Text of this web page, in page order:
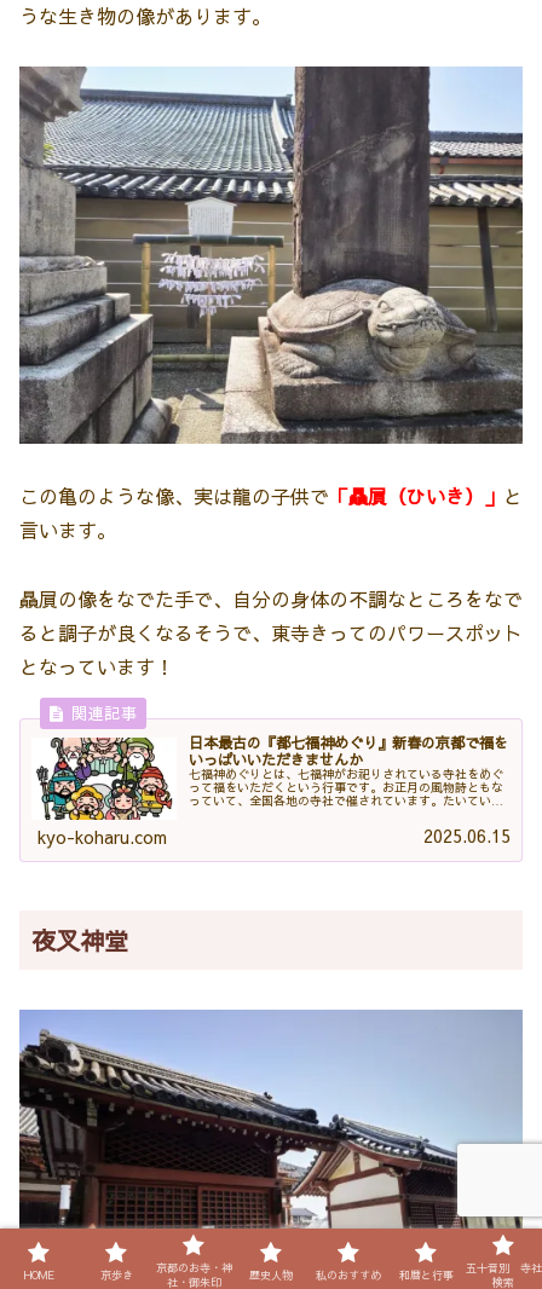
うな生き物の像があります。
この亀のような像、実は龍の子供で 「贔屓（ひいき）」 と
言います。
贔屓の像をなでた手で、自分の身体の不調なところをなで
ると調子が良くなるそうで、東寺きってのパワースポット
となっています！
日本最古の『都七福神めぐり』新春の京都で福を
いっぱいいただきませんか
七福神めぐりとは、七福神がお祀りされている寺社をめぐ
って福をいただくという行事です。お正月の風物詩ともな
っていて、全国各地の寺社で催されています。たいていは1
ころもあり、気軽に参加できます。御朱印集めがブームに
kyo-koharu.com 2025.06.15
夜叉神堂
HOME 京歩き
京都のお寺・神
社・御朱印
歴史人物 私のおすすめ 和暦と行事
五十音別 寺社
検索